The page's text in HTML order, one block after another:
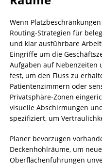
Wenn
Routing-Strategien für
und klar ausführbare
Eingriffe um die
Aufgaben auf Nebenzeiten
fest, um den Fluss zu
Patientenzimmern oder
Privatsphäre-Zonen
visuelle Abschirmungen
spezifiziert, um
Planer bevorzugen
Deckenhohlräume, um
Oberflächenführungen